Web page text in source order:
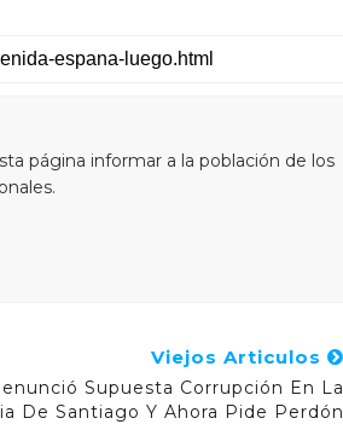
página informar a la población de los
Viejos Articulos
Supuesta Corrupción En La
De Santiago Y Ahora Pide Perdón